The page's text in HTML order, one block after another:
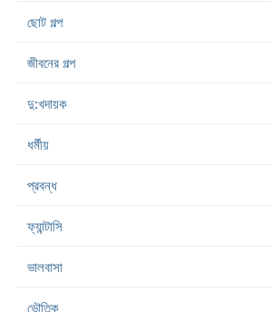
ছোট গল্প
জীবনের গল্প
দু:খদায়ক
ধর্মীয়
প্রবন্ধ
ফ্যান্টাসি
ভালবাসা
ভৌতিক